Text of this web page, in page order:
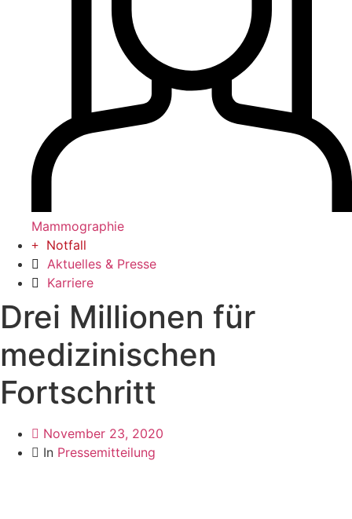
Mammographie
Notfall
Aktuelles & Presse
Karriere
Drei Millionen für
medizinischen
Fortschritt
November 23, 2020
In Pressemitteilung